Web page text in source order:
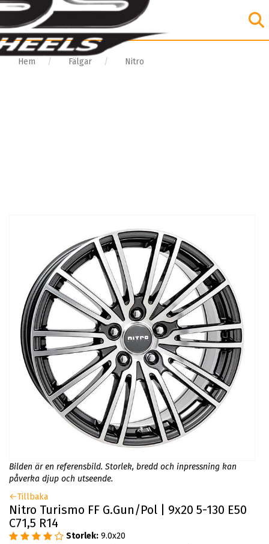
Hem Fälgar Nitro
Bilden är en referensbild. Storlek, bredd och inpressning kan
påverka djup och utseende.
Tillbaka
Nitro Turismo FF G.Gun/Pol | 9x20 5-130 E50
C71,5 R14
Storlek: 9.0x20